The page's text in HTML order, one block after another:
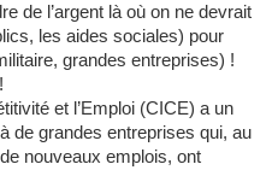
de l’argent là où on ne devrait
les aides sociales) pour
grandes entreprises) !
et l’Emploi (CICE) a un
de grandes entreprises qui, au
nouveaux emplois, ont